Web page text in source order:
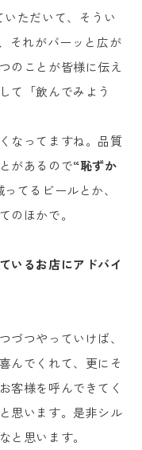
ただいて、そうい
それがバーッと広が
のことが皆様に伝え
て「飲んでみよう
なってますね。品質
があるので“恥ずか
てるビールとか、
のほかで。
いるお店にアドバイ
づつやっていけば、
んでくれて、更にそ
客様を呼んできてく
思います。是非シル
と思います。